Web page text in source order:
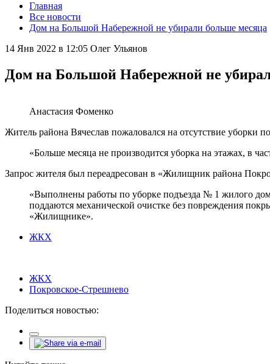
Главная
Все новости
Дом на Большой Набережной не убирали больше месяца
14 Янв 2022 в 12:05 Олег Ульянов
Дом на Большой Набережной не
Анастасия Фоменко
Житель района Вячеслав пожаловался на отсутствие
«Больше месяца не производится уборка на этажах, в
Запрос жителя был переадресован в «Жилищник района
«Выполнены работы по уборке подъезда № 1 жилого
поддаются механической очистке без повреждения
«Жилищнике».
ЖКХ
ЖКХ
Покровское-Стрешнево
Поделиться новостью: